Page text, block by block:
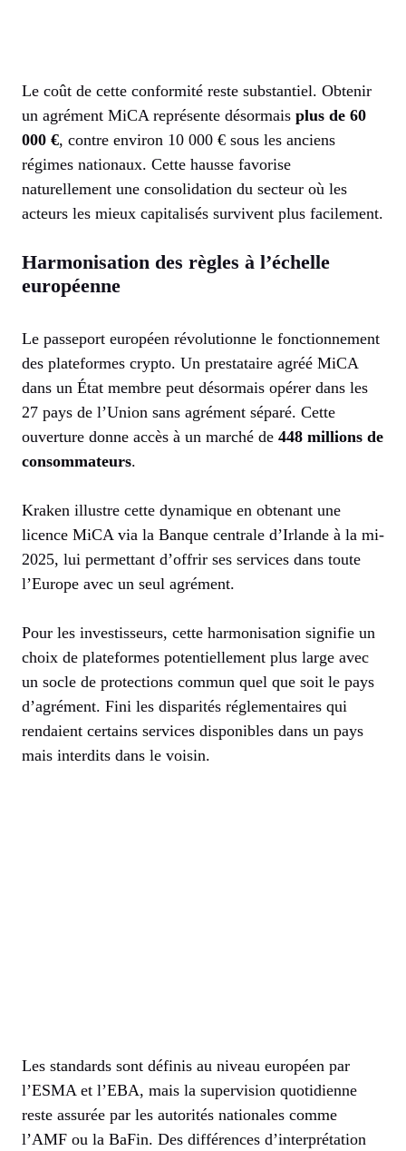
Le coût de cette conformité reste substantiel. Obtenir
un agrément MiCA représente désormais plus de 60
000 €, contre environ 10 000 € sous les anciens
régimes nationaux. Cette hausse favorise
naturellement une consolidation du secteur où les
acteurs les mieux capitalisés survivent plus facilement.
Harmonisation des règles à l’échelle
européenne
Le passeport européen révolutionne le fonctionnement
des plateformes crypto. Un prestataire agréé MiCA
dans un État membre peut désormais opérer dans les
27 pays de l’Union sans agrément séparé. Cette
ouverture donne accès à un marché de 448 millions de
consommateurs.
Kraken illustre cette dynamique en obtenant une
licence MiCA via la Banque centrale d’Irlande à la mi-
2025, lui permettant d’offrir ses services dans toute
l’Europe avec un seul agrément.
Pour les investisseurs, cette harmonisation signifie un
choix de plateformes potentiellement plus large avec
un socle de protections commun quel que soit le pays
d’agrément. Fini les disparités réglementaires qui
rendaient certains services disponibles dans un pays
mais interdits dans le voisin.
Les standards sont définis au niveau européen par
l’ESMA et l’EBA, mais la supervision quotidienne
reste assurée par les autorités nationales comme
l’AMF ou la BaFin. Des différences d’interprétation